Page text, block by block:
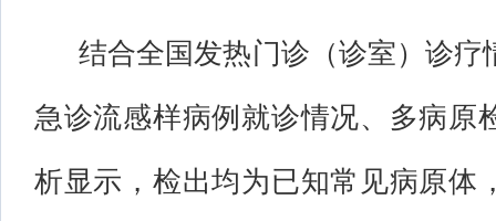
结合全国发热门诊（诊室）诊
急诊流感样病例就诊情况、多病原
析显示，检出均为已知常见病原体